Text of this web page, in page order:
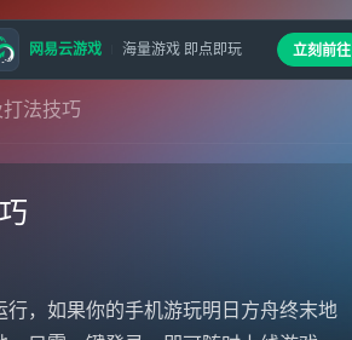
法技巧
，如果你的手机游玩明日方舟终末地
网易云游戏 海量游戏 即点即玩 立刻前往